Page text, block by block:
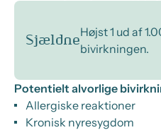
Sjældne
Højst 1 ud af
bivirkningen.
Potentielt alvorlige
Allergiske reaktioner
Kronisk nyresygdom